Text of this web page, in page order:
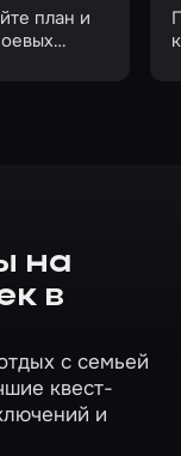
план и
на
в
с семьей
квест-
и